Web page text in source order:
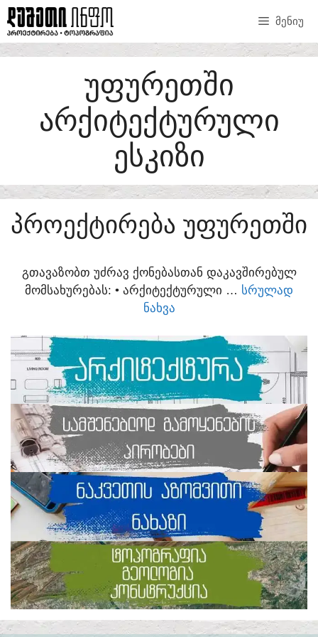
SKIP
TO
CONTENT
ᲛᲔᲜᲘᲣ
ᲣᲤᲣᲠᲔᲗᲨᲘ
ᲐᲠᲥᲘᲢᲔᲥᲢᲣᲠᲣᲚᲘ
ᲔᲡᲙᲘᲖᲘ
ᲞᲠᲝᲔᲥᲢᲘᲠᲔᲑᲐ ᲣᲤᲣᲠᲔᲗᲨᲘ
ᲒᲗᲐᲕᲐᲖᲝᲑᲗ ᲣᲫᲠᲐᲕ ᲥᲝᲜᲔᲑᲐᲡᲗᲐᲜ ᲓᲐᲙᲐᲕᲨᲘᲠᲔᲑᲣᲚ
ᲛᲝᲛᲡᲐᲮᲣᲠᲔᲑᲐᲡ:​ • ᲐᲠᲥᲘᲢᲔᲥᲢᲣᲠᲣᲚᲘ … ᲡᲠᲣᲚᲐᲓ
ᲜᲐᲮᲕᲐ